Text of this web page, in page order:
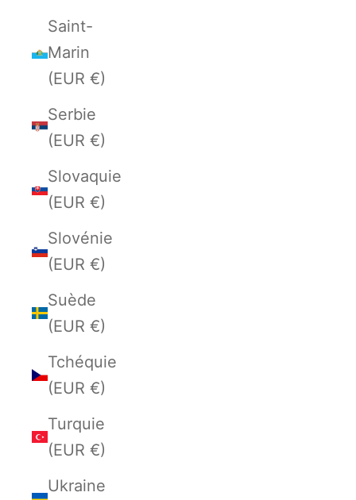
Saint-
Marin
(EUR €)
Serbie
(EUR €)
Slovaquie
(EUR €)
Slovénie
(EUR €)
Suède
(EUR €)
Tchéquie
(EUR €)
Turquie
(EUR €)
Ukraine